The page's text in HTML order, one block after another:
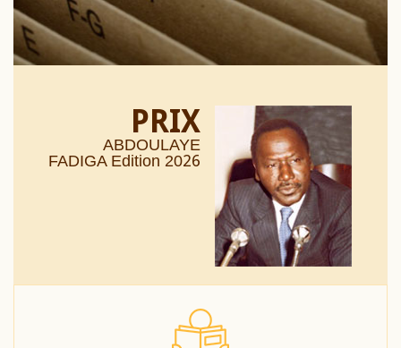
PRIX
ABDOULAYE
FADIGA Edition 2026